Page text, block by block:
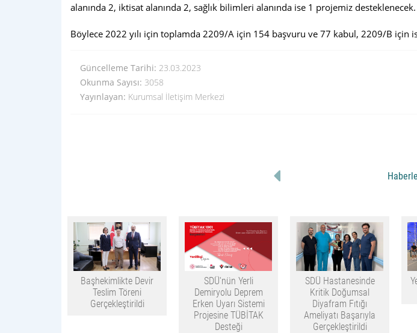
alanında 2, iktisat alanında 2, sağlık bilimleri alanında ise 1 projemiz desteklenecek.
Böylece 2022 yılı için toplamda 2209/A için 154 başvuru ve 77 kabul, 2209/B için
Güncelleme Tarihi: 23.03.2023
Okunma Sayısı: 3058
Yayınlayan: Kurumsal İletişim Merkezi
Başhekimlikte Devir
Teslim Töreni
Gerçekleştirildi
SDÜ'nün Yerli
Demiryolu Deprem
Erken Uyarı Sistemi
Projesine TÜBİTAK
Desteği
SDÜ Hastanesinde
Kritik Doğumsal
Diyafram Fıtığı
Ameliyatı Başarıyla
Gerçekleştirildi